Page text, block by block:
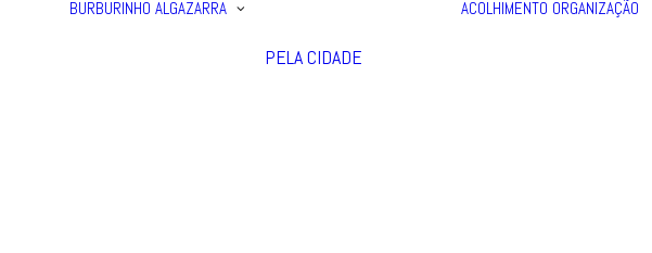
BURBURINHO ALGAZARRA
PELA CIDADE
ACOLHIMENTO ORGANIZAÇÃO